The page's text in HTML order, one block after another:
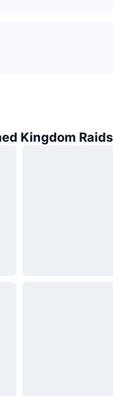
Kingdom Raids